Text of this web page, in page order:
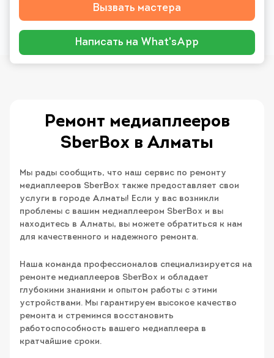
Вызвать мастера
Написать на What'sApp
Ремонт медиаплееров
SberBox в Алматы
Мы рады сообщить, что наш сервис по ремонту
медиаплееров SberBox также предоставляет свои
услуги в городе Алматы! Если у вас возникли
проблемы с вашим медиаплеером SberBox и вы
находитесь в Алматы, вы можете обратиться к нам
для качественного и надежного ремонта.
Наша команда профессионалов специализируется на
ремонте медиаплееров SberBox и обладает
глубокими знаниями и опытом работы с этими
устройствами. Мы гарантируем высокое качество
ремонта и стремимся восстановить
работоспособность вашего медиаплеера в
кратчайшие сроки.